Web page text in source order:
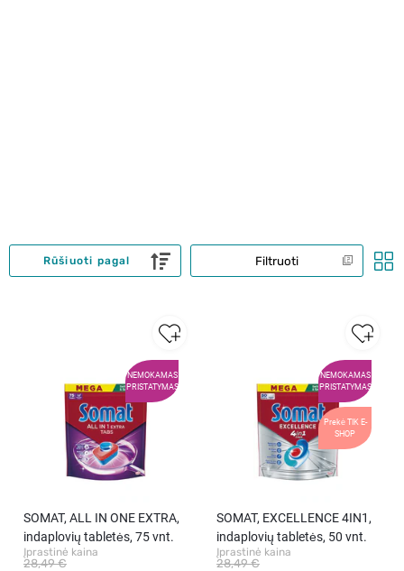
Filtruoti
Rūšiuoti pagal
NEMOKAMAS
PRISTATYMAS
SOMAT, ALL IN ONE EXTRA,
indaplovių tabletės, 75 vnt.
Įprastinė kaina
28,49 €
NEMOKAMAS
PRISTATYMAS
Prekė TIK E-
SHOP
SOMAT, EXCELLENCE 4IN1,
indaplovių tabletės, 50 vnt.
Įprastinė kaina
28,49 €